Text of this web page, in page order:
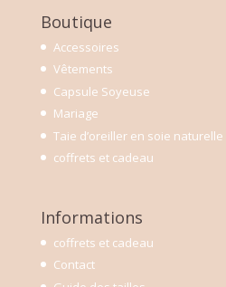
Boutique
Accessoires
Vêtements
Capsule Soyeuse
Mariage
Taie d’oreiller en soie naturelle
coffrets et cadeau
Informations
coffrets et cadeau
Contact